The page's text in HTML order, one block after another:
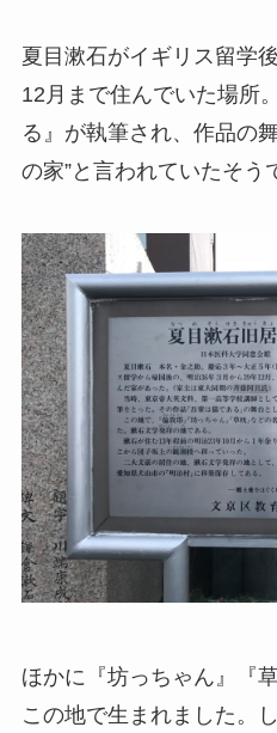
夏目漱石がイギリス留学
12月まで住んでいた場所
る』が執筆され、作品の
の家”と言われていたそう
ほかに『坊っちゃん』『
この地で生まれました。